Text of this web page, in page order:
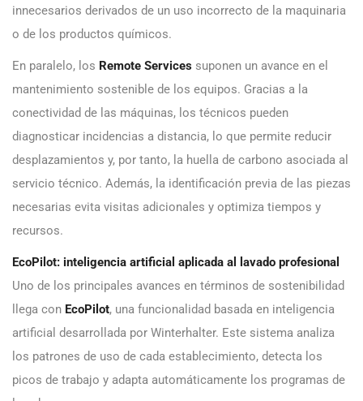
innecesarios derivados de un uso incorrecto de la maquinaria
o de los productos químicos.
En paralelo, los Remote Services suponen un avance en el
mantenimiento sostenible de los equipos. Gracias a la
conectividad de las máquinas, los técnicos pueden
diagnosticar incidencias a distancia, lo que permite reducir
desplazamientos y, por tanto, la huella de carbono asociada al
servicio técnico. Además, la identificación previa de las piezas
necesarias evita visitas adicionales y optimiza tiempos y
recursos.
EcoPilot: inteligencia artificial aplicada al lavado profesional
Uno de los principales avances en términos de sostenibilidad
llega con EcoPilot, una funcionalidad basada en inteligencia
artificial desarrollada por Winterhalter. Este sistema analiza
los patrones de uso de cada establecimiento, detecta los
picos de trabajo y adapta automáticamente los programas de